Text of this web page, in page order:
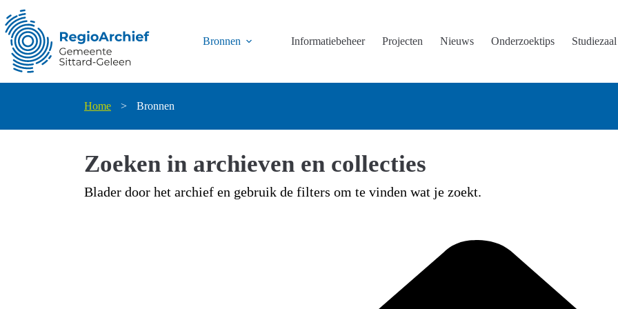
naar
de
inhoud
Bronnen Informatiebeheer Projecten Nieuws Onderzoektips Studiezaal
Home > Bronnen
Zoeken in archieven en collecties
Blader door het archief en gebruik de filters om te vinden wat je zoekt.